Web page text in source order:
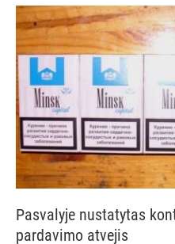
Pasvalyje nustatytas
pardavimo atvejis